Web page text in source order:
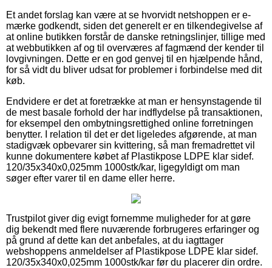
Et andet forslag kan være at se hvorvidt netshoppen er e-
mærke godkendt, siden det generelt er en tilkendegivelse af
at online butikken forstår de danske retningslinjer, tillige med
at webbutikken af og til overværes af fagmænd der kender til
lovgivningen. Dette er en god genvej til en hjælpende hånd,
for så vidt du bliver udsat for problemer i forbindelse med dit
køb.
Endvidere er det at foretrække at man er hensynstagende til
de mest basale forhold der har indflydelse på transaktionen,
for eksempel den ombytningsrettighed online forretningen
benytter. I relation til det er det ligeledes afgørende, at man
stadigvæk opbevarer sin kvittering, så man fremadrettet vil
kunne dokumentere købet af Plastikpose LDPE klar sidef.
120/35x340x0,025mm 1000stk/kar, ligegyldigt om man
søger efter varer til en dame eller herre.
Trustpilot giver dig evigt fornemme muligheder for at gøre
dig bekendt med flere nuværende forbrugeres erfaringer og
på grund af dette kan det anbefales, at du iagttager
webshoppens anmeldelser af Plastikpose LDPE klar sidef.
120/35x340x0,025mm 1000stk/kar før du placerer din ordre.